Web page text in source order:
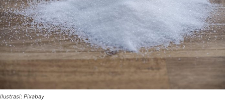
Ilustrasi: Pixabay